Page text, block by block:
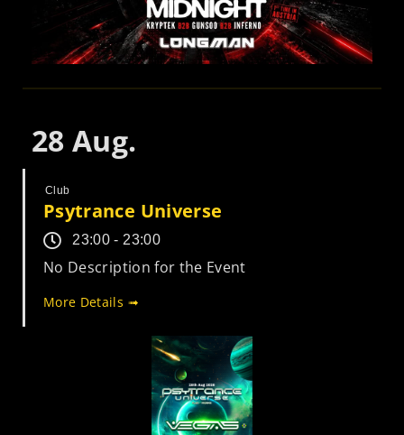
28 Aug.
Club
Psytrance Universe
23:00 - 23:00
No Description for the Event
More Details ➟